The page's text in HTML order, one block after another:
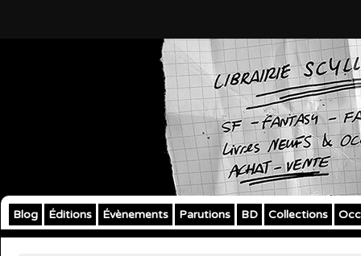
Blog Éditions Évènements Parutions BD Collections